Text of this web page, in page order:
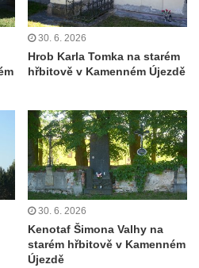
Nisou
u kostela
u Jablonce
Nisou
53 v Maršovicích
u Pěnčína
Dolního
v Teplicích
30. 6. 2026
Hrob Karla Tomka na starém
hřbitově v Kamenném Újezdě
30. 6. 2026
Kenotaf Šimona Valhy na
starém hřbitově v Kamenném
Újezdě